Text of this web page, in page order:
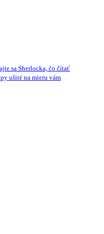
sa Sherlocka, čo čítať
ušité na mieru vám